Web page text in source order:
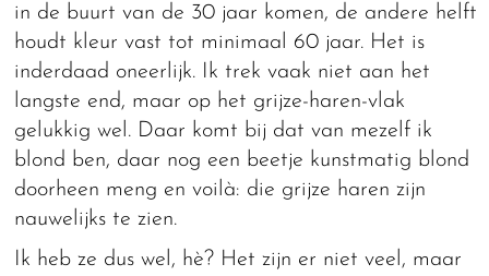
in de buurt van de 30 jaar komen, de andere helft
houdt kleur vast tot minimaal 60 jaar. Het is
inderdaad oneerlijk. Ik trek vaak niet aan het
langste end, maar op het grijze-haren-vlak
gelukkig wel. Daar komt bij dat van mezelf ik
blond ben, daar nog een beetje kunstmatig blond
doorheen meng en voilà: die grijze haren zijn
nauwelijks te zien.
Ik heb ze dus wel, hè? Het zijn er niet veel, maar